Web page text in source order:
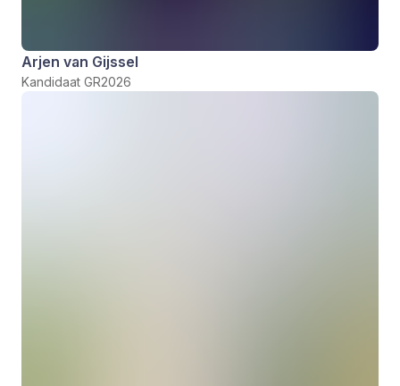
Arjen van Gijssel
Kandidaat GR2026